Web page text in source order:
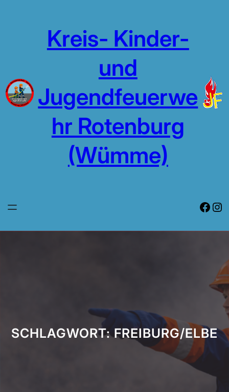
Kreis- Kinder-
und
Jugendfeuerwe
hr Rotenburg
(Wümme)
SCHLAGWORT:FREIBURG/ELBE